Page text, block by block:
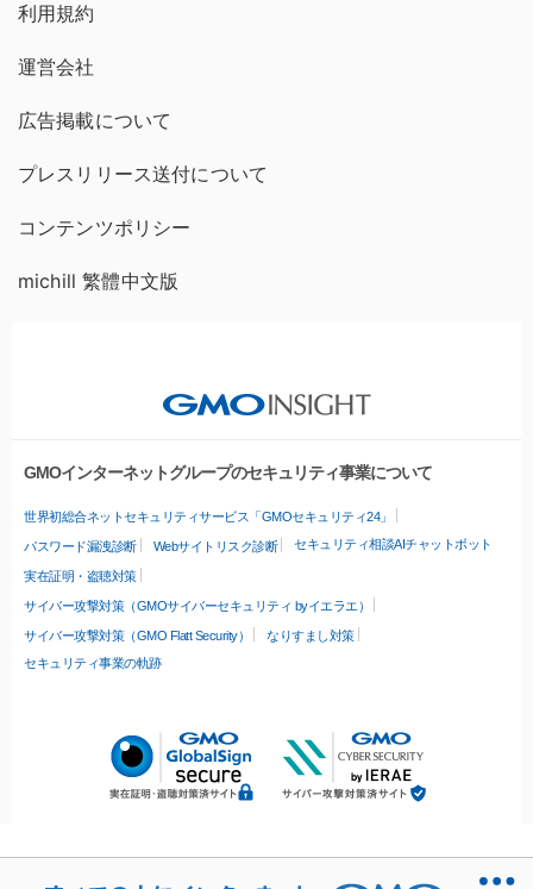
利用規約
運営会社
広告掲載について
プレスリリース送付について
コンテンツポリシー
michill 繁體中文版
GMOインターネットグループのセキュリティ事業について
世界初総合ネットセキュリティサービス「GMOセキュリティ24」
パスワード漏洩診断 Webサイトリスク診断 セキュリティ相談AIチャットボット
実在証明・盗聴対策
サイバー攻撃対策（GMOサイバーセキュリティ byイエラエ）
サイバー攻撃対策（GMO Flatt Security）
なりすまし対策
セキュリティ事業の軌跡